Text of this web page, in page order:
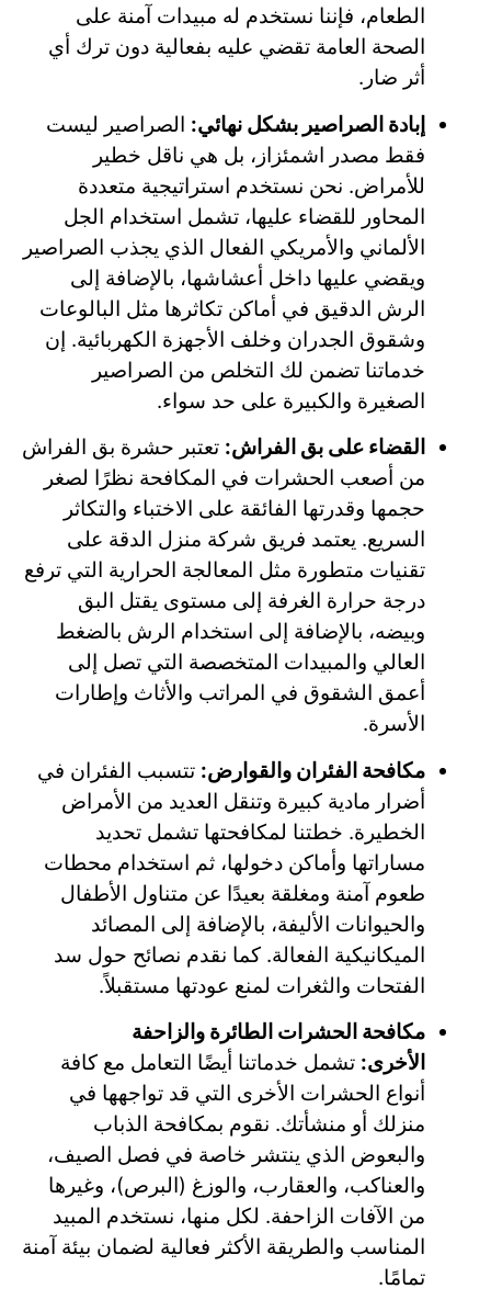
الطعام، فإننا نستخدم له مبيدات آمنة على
الصحة العامة تقضي عليه بفعالية دون ترك أي
أثر ضار.
إبادة الصراصير بشكل نهائي: الصراصير ليست
فقط مصدر اشمئزاز، بل هي ناقل خطير
للأمراض. نحن نستخدم استراتيجية متعددة
المحاور للقضاء عليها، تشمل استخدام الجل
الألماني والأمريكي الفعال الذي يجذب الصراصير
ويقضي عليها داخل أعشاشها، بالإضافة إلى
الرش الدقيق في أماكن تكاثرها مثل البالوعات
وشقوق الجدران وخلف الأجهزة الكهربائية. إن
خدماتنا تضمن لك التخلص من الصراصير
الصغيرة والكبيرة على حد سواء.
القضاء على بق الفراش: تعتبر حشرة بق الفراش
من أصعب الحشرات في المكافحة نظرًا لصغر
حجمها وقدرتها الفائقة على الاختباء والتكاثر
السريع. يعتمد فريق شركة منزل الدقة على
تقنيات متطورة مثل المعالجة الحرارية التي ترفع
درجة حرارة الغرفة إلى مستوى يقتل البق
وبيضه، بالإضافة إلى استخدام الرش بالضغط
العالي والمبيدات المتخصصة التي تصل إلى
أعمق الشقوق في المراتب والأثاث وإطارات
الأسرة.
مكافحة الفئران والقوارض: تتسبب الفئران في
أضرار مادية كبيرة وتنقل العديد من الأمراض
الخطيرة. خطتنا لمكافحتها تشمل تحديد
مساراتها وأماكن دخولها، ثم استخدام محطات
طعوم آمنة ومغلقة بعيدًا عن متناول الأطفال
والحيوانات الأليفة، بالإضافة إلى المصائد
الميكانيكية الفعالة. كما نقدم نصائح حول سد
الفتحات والثغرات لمنع عودتها مستقبلاً.
مكافحة الحشرات الطائرة والزاحفة
الأخرى: تشمل خدماتنا أيضًا التعامل مع كافة
أنواع الحشرات الأخرى التي قد تواجهها في
منزلك أو منشأتك. نقوم بمكافحة الذباب
والبعوض الذي ينتشر خاصة في فصل الصيف،
والعناكب، والعقارب، والوزغ (البرص)، وغيرها
من الآفات الزاحفة. لكل منها، نستخدم المبيد
المناسب والطريقة الأكثر فعالية لضمان بيئة آمنة
تمامًا.